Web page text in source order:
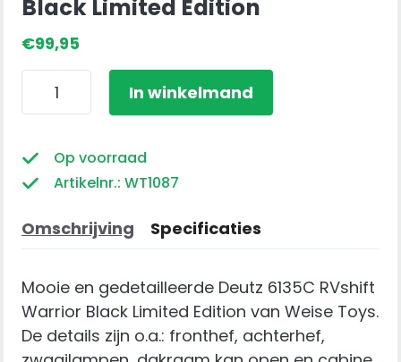
Black Limited Edition
€99,95
Deutz
6135C
Warrior
Black
Edition
In winkelmand
Op voorraad
Artikelnr.: WT1087
Omschrijving Specificaties
Mooie en gedetailleerde Deutz 6135C RVshift
Warrior Black Limited Edition van Weise Toys.
De details zijn o.a.: fronthef, achterhef,